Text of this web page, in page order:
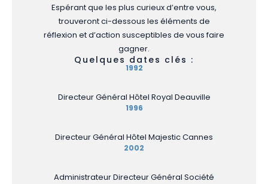
Espérant que les plus curieux d’entre vous,
trouveront ci-dessous les éléments de
réflexion et d’action susceptibles de vous faire
gagner.
Quelques dates clés :
1992
Directeur Général Hôtel Royal Deauville
1996
Directeur Général Hôtel Majestic Cannes
2002
Administrateur Directeur Général Société